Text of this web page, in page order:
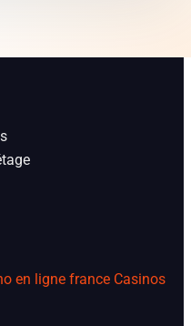
en ligne france Casinos